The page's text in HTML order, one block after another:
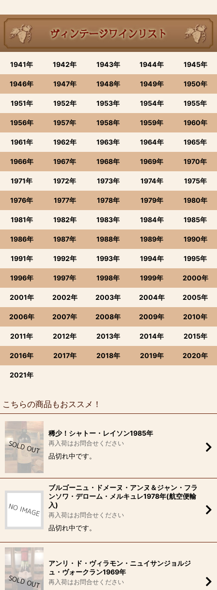
1941年 1942年 1943年 1944年 1945年
1946年 1947年 1948年 1949年 1950年
1951年 1952年 1953年 1954年 1955年
1956年 1957年 1958年 1959年 1960年
1961年 1962年 1963年 1964年 1965年
1966年 1967年 1968年 1969年 1970年
1971年 1972年 1973年 1974年 1975年
1976年 1977年 1978年 1979年 1980年
1981年 1982年 1983年 1984年 1985年
1986年 1987年 1988年 1989年 1990年
1991年 1992年 1993年 1994年 1995年
1996年 1997年 1998年 1999年 2000年
2001年 2002年 2003年 2004年 2005年
2006年 2007年 2008年 2009年 2010年
2011年 2012年 2013年 2014年 2015年
2016年 2017年 2018年 2019年 2020年
2021年
こちらの商品もおススメ！
稀少！シャトー・レイソン1985年
再入荷はお問合せください
品切れ中です。
ブルゴーニュ・ドメーヌ・アンヌ＆ジャン・フラ
ンソワ・デローム・メルキュレ1978年(航空便輸
入)
再入荷はお問合せください
品切れ中です。
アンリ・ド・ヴィラモン・ニュイサンジョルジ
ュ・ヴォークラン1969年
再入荷はお問合せください